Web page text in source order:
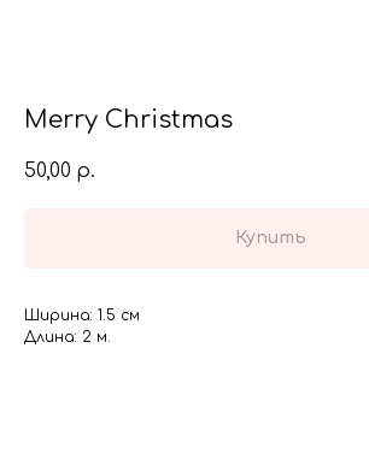
Merry Christmas
50,00 р.
Купить
Ширина: 1.5 см
Длина: 2 м.